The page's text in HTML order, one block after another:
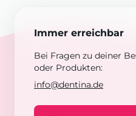
Immer erreichbar
Bei Fragen zu deiner
oder Produkten:
info@dentina.de